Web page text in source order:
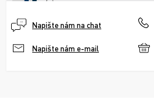
Napište nám na chat
Napište nám e-mail